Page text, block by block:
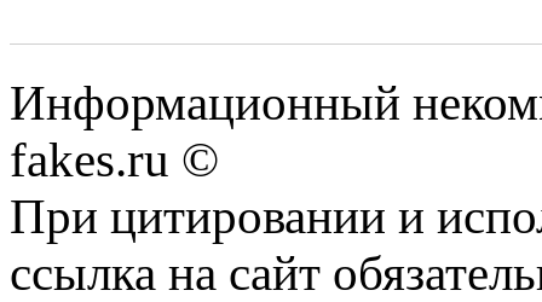
Информационный
fakes.ru ©
При цитировании и
ссылка на сайт